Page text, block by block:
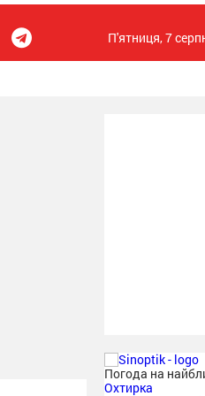
П'ятниця, 7
Погода на
Охтирка